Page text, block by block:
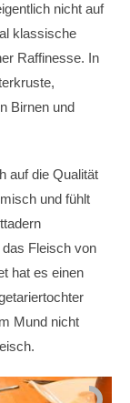
nicht auf
klassische
Raffinesse. In
Birnen und
auf die Qualität
und fühlt
Fleisch von
hat es einen
Mund nicht